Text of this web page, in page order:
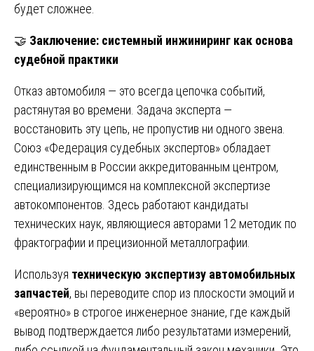
будет сложнее.
🤝 Заключение: системный инжиниринг как основа
судебной практики
Отказ автомобиля — это всегда цепочка событий,
растянутая во времени. Задача эксперта —
восстановить эту цепь, не пропустив ни одного звена.
Союз «Федерация судебных экспертов» обладает
единственным в России аккредитованным центром,
специализирующимся на комплексной экспертизе
автокомпонентов. Здесь работают кандидаты
технических наук, являющиеся авторами 12 методик по
фрактографии и прецизионной металлографии.
Используя техническую экспертизу автомобильных
запчастей, вы переводите спор из плоскости эмоций и
«вероятно» в строгое инженерное знание, где каждый
вывод подтверждается либо результатами измерений,